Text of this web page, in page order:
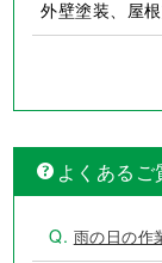
外壁塗装、屋
よくあるご
Q.雨の日の作